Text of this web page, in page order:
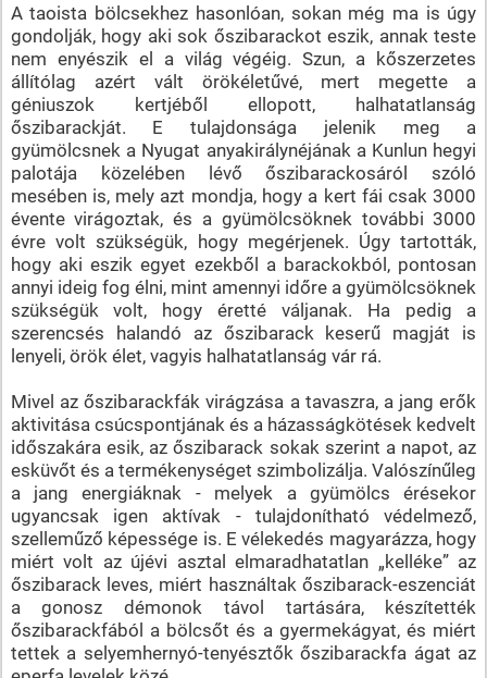
A taoista bölcsekhez hasonlóan, sokan még ma is úgy
gondolják, hogy aki sok őszibarackot eszik, annak teste
nem enyészik el a világ végéig. Szun, a kőszerzetes
állítólag azért vált örökéletűvé, mert megette a
géniuszok kertjéből ellopott, halhatatlanság
őszibarackját. E tulajdonsága jelenik meg a
gyümölcsnek a Nyugat anyakirálynéjának a Kunlun hegyi
palotája közelében lévő őszibarackosáról szóló
mesében is, mely azt mondja, hogy a kert fái csak 3000
évente virágoztak, és a gyümölcsöknek további 3000
évre volt szükségük, hogy megérjenek. Úgy tartották,
hogy aki eszik egyet ezekből a barackokból, pontosan
annyi ideig fog élni, mint amennyi időre a gyümölcsöknek
szükségük volt, hogy éretté váljanak. Ha pedig a
szerencsés halandó az őszibarack keserű magját is
lenyeli, örök élet, vagyis halhatatlanság vár rá.
Mivel az őszibarackfák virágzása a tavaszra, a jang erők
aktivitása csúcspontjának és a házasságkötések kedvelt
időszakára esik, az őszibarack sokak szerint a napot, az
esküvőt és a termékenységet szimbolizálja. Valószínűleg
a jang energiáknak - melyek a gyümölcs érésekor
ugyancsak igen aktívak - tulajdonítható védelmező,
szelleműző képessége is. E vélekedés magyarázza, hogy
miért volt az újévi asztal elmaradhatatlan „kelléke” az
őszibarack leves, miért használtak őszibarack-eszenciát
a gonosz démonok távol tartására, készítették
őszibarackfából a bölcsőt és a gyermekágyat, és miért
tettek a selyemhernyó-tenyésztők őszibarackfa ágat az